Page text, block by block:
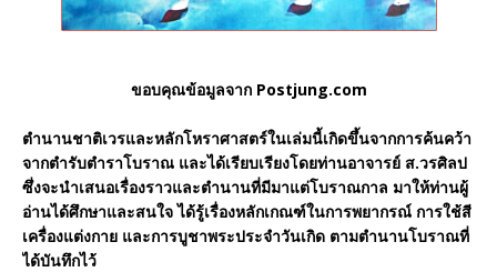
ขอบคุณข้อมูลจาก Postjung.com
ตำนานชาติเวรและหลักโหราศาสตร์ในเล่มนี้เกิดขึ้นจากการค้นคว้า
จากตำรับตำราโบราณ และได้เรียบเรียงโดยท่านอาจารย์ ส.วรศิลป
ซึ่งจะนำเสนอเรื่องราวและตำนานที่มีมาแต่โบราณกาล มาให้ท่านผู้
อ่านได้ศึกษาและสนใจ ได้รู้เรื่องหลักเกณฑ์ในการพยากรณ์ การใช้สี
เครื่องแต่งกาย และการบูชาพระประจำวันเกิด ตามตำนานโบราณที่
ได้บันทึกไว้